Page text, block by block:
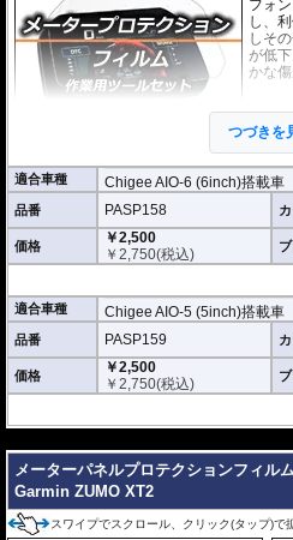
フォ
し、
しそ
が低
かな
汚れ
トに
ンチ
合わせたものをご利用いただけます。
スー
透明
と画
どわ
陽光
を防
ちろ
取付
ニングクロス、細かい埃も除去する粘着
優れもの。満足のいく取付が容易になりま
シリコーン系粘着材を採用し、画面を痛め
がせば、元通りの状態になります。
つづきを
適合車種 Chigee AIO-6 (6inch)搭載車
品番 PASP158
価格
￥2,500
￥2,750(税込)
適合車種 Chigee AIO-5 (5inch)搭載車
品番 PASP159
価格
￥2,500
￥2,750(税込)
メーターパネルプロテクションフィル
Garmin ZUMO XT2
スワイプでスクロール、クリック(タップ)で